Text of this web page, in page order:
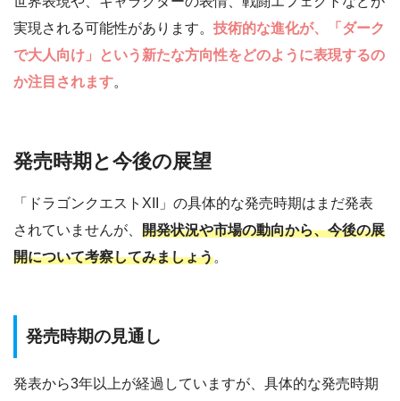
実現される可能性があります。 技術的な進化が、「ダーク
で大人向け」という新たな方向性をどのように表現するの
か注目されます。
発売時期と今後の展望
「ドラゴンクエストXII」の具体的な発売時期はまだ発表
されていませんが、 開発状況や市場の動向から、今後の展
開について考察してみましょう。
発売時期の見通し
発表から3年以上が経過していますが、具体的な発売時期